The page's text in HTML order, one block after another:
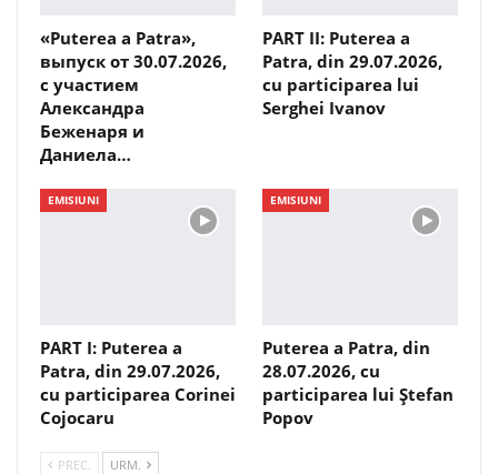
«Puterea a Patra»,
выпуск от 30.07.2026,
с участием
Александра
Беженаря и
Даниела…
PART II: Puterea a
Patra, din 29.07.2026,
cu participarea lui
Serghei Ivanov
EMISIUNI
PART I: Puterea a
Patra, din 29.07.2026,
cu participarea Corinei
Cojocaru
EMISIUNI
Puterea a Patra, din
28.07.2026, cu
participarea lui Ștefan
Popov
PREC. URM.